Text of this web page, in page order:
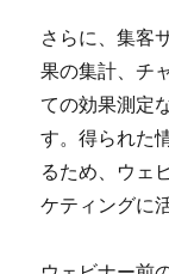
さらに、集客
果の集計、チ
ての効果測定
す。得られた
るため、ウェ
ケティングに